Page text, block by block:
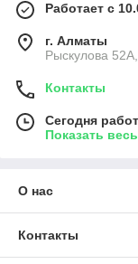
Работает с
г. Алматы
Рыскулова
Контакты
Сегодня
Показать
О нас
Контакты